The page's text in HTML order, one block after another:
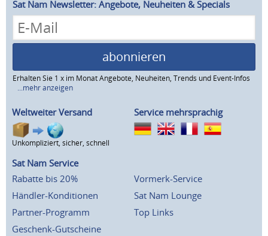
Sat Nam Newsletter: Angebote, Neuheiten & Specials
abonnieren
Erhalten Sie 1 x im Monat Angebote, Neuheiten, Trends und Event-Infos
...mehr anzeigen
Weltweiter Versand
Unkompliziert, sicher, schnell
Service mehrsprachig
Sat Nam Service
Rabatte bis 20%
Händler-Konditionen
Partner-Programm
Geschenk-Gutscheine
Vormerk-Service
Sat Nam Lounge
Top Links